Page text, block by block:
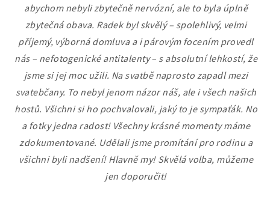
abychom nebyli zbytečně nervózní, ale to byla úplně
zbytečná obava. Radek byl skvělý – spolehlivý, velmi
příjemý, výborná domluva a i párovým focením provedl
nás – nefotogenické antitalenty – s absolutní lehkostí, že
jsme si jej moc užili. Na svatbě naprosto zapadl mezi
svatebčany. To nebyl jenom názor náš, ale i všech našich
hostů. Všichni si ho pochvalovali, jaký to je sympaťák. No
a fotky jedna radost! Všechny krásné momenty máme
zdokumentované. Udělali jsme promítání pro rodinu a
všichni byli nadšení! Hlavně my! Skvělá volba, můžeme
jen doporučit!